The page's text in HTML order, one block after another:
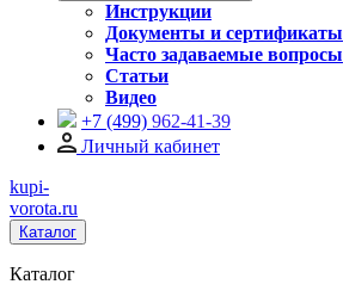
Инструкции
Документы и сертификаты
Часто задаваемые вопросы
Статьи
Видео
+7 (499) 962-41-39
Личный кабинет
kupi-
vorota.ru
Каталог
Каталог